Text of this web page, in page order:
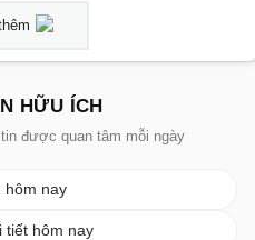
HỮU ÍCH
được quan tâm mỗi ngày
hôm nay
tiết hôm nay